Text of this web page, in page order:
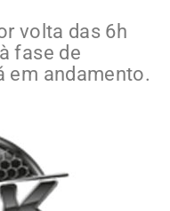
volta das 6h
fase de
em andamento.